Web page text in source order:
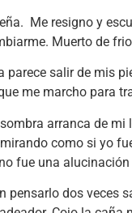
Me resigno y
Muerto de
salir de mis
me marcho para
arranca de
como si yo
fue una
pensarlo dos